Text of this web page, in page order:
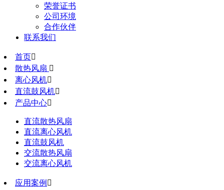
荣誉证书
公司环境
合作伙伴
联系我们
首页
散热风扇 
离心风机
直流鼓风机
产品中心
直流散热风扇
直流离心风机
直流鼓风机
交流散热风扇
交流离心风机
应用案例 